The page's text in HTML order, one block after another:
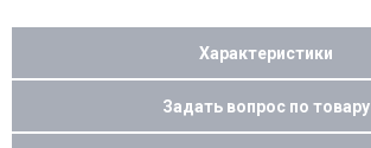
Характеристики
Задать вопрос по товару